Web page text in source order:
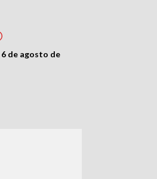
de agosto de